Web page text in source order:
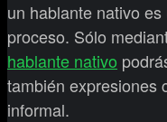
un hablante nativo
proceso. Sólo
hablante nativo
también expresiones
informal.